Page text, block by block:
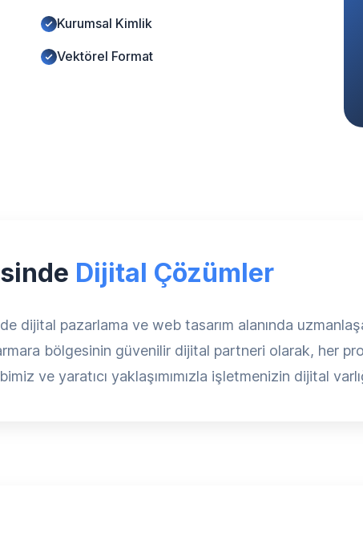
Kurumsal Kimlik
Vektörel Format
Dijital Çözümler
dijital pazarlama ve web tasarım alanında
bölgesinin güvenilir dijital partneri olarak, her
ve yaratıcı yaklaşımımızla işletmenizin dijital